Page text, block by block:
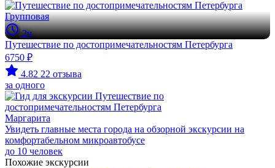
Групповая
2ч
Путешествие по достопримечательностям Петербурга
6750 ₽
4.82 22 отзыва
за одного
Маргарита
Увидеть главные места города на обзорной экскурсии на
комфортабельном микроавтобусе
до 10 человек
Похожие экскурсии